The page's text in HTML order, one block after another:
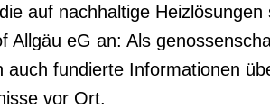
auf nachhaltige
eG an: Als
fundierte Informationen
vor Ort.